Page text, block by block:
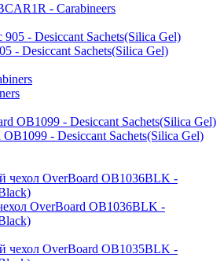
- Carabineers
- Desiccant Sachets(Silica Gel)
- Desiccant Sachets(Silica Gel)
OverBoard OB1036BLK -